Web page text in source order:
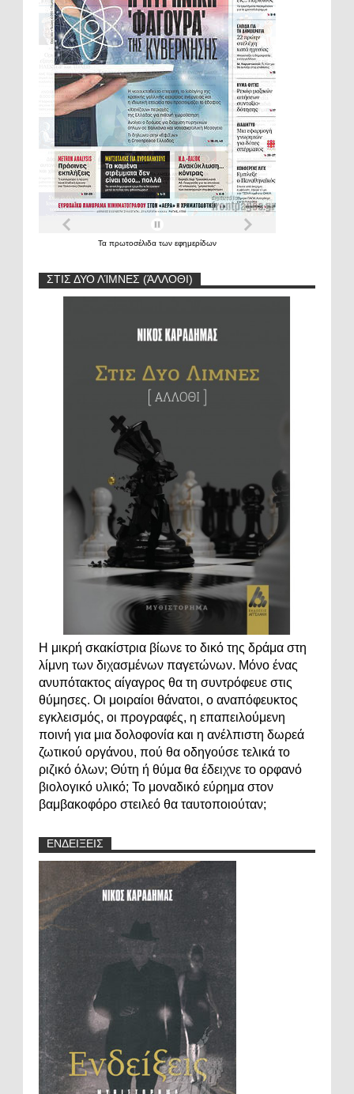
Τα πρωτοσέλιδα των εφημερίδων
ΣΤΙΣ ΔΥΟ ΛΊΜΝΕΣ (ΆΛΛΟΘΙ)
Η μικρή σκακίστρια βίωνε το δικό της δράμα στη
λίμνη των διχασμένων παγετώνων. Μόνο ένας
ανυπότακτος αίγαγρος θα τη συντρόφευε στις
θύμησες. Οι μοιραίοι θάνατοι, ο αναπόφευκτος
εγκλεισμός, οι προγραφές, η επαπειλούμενη
ποινή για μια δολοφονία και η ανέλπιστη δωρεά
ζωτικού οργάνου, πού θα οδηγούσε τελικά το
ριζικό όλων; Θύτη ή θύμα θα έδειχνε το ορφανό
βιολογικό υλικό; Το μοναδικό εύρημα στον
βαμβακοφόρο στειλεό θα ταυτοποιούταν;
ΕΝΔΕΙΞΕΙΣ